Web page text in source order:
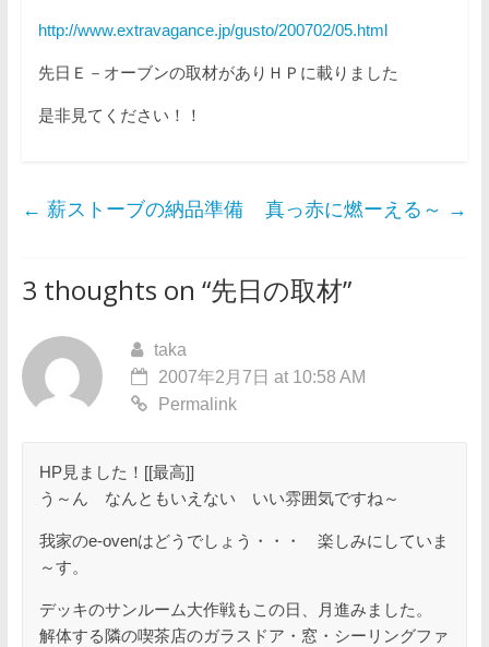
http://www.extravagance.jp/gusto/200702/05.html
先日Ｅ－オーブンの取材がありＨＰに載りました
是非見てください！！
← 薪ストーブの納品準備 真っ赤に燃ーえる～ →
3 thoughts on “先日の取材”
taka
2007年2月7日 at 10:58 AM
Permalink
HP見ました！[[最高]]
う～ん なんともいえない いい雰囲気ですね～
我家のe-ovenはどうでしょう・・・ 楽しみにしていま
～す。
デッキのサンルーム大作戦もこの日、月進みました。
解体する隣の喫茶店のガラスドア・窓・シーリングファ